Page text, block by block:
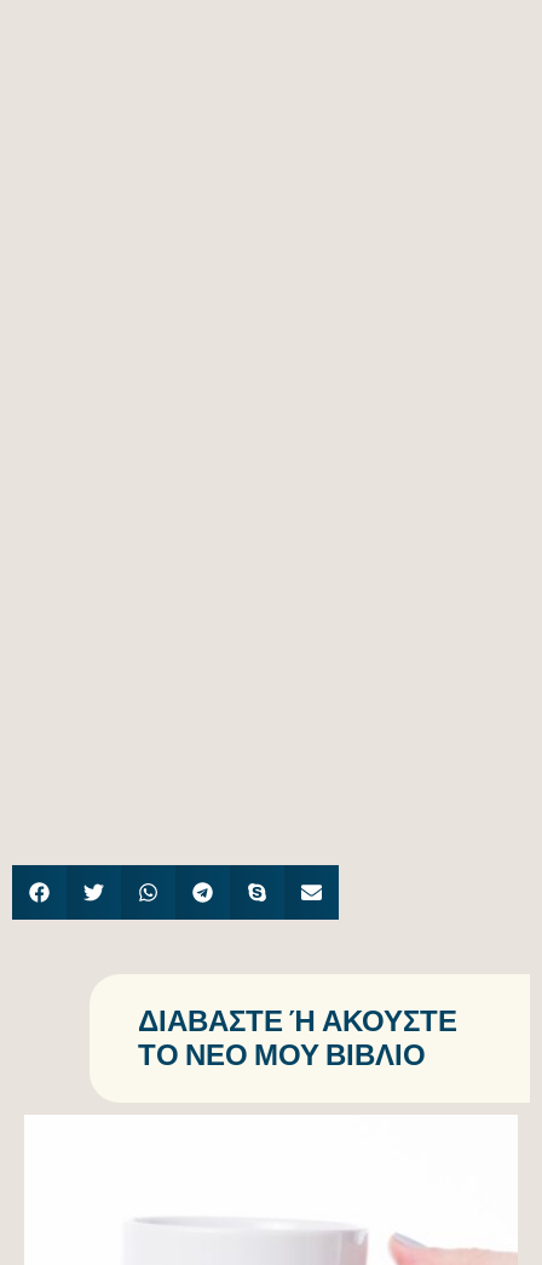
ΔΙΑΒΆΣΤΕ Ή ΑΚΟΎΣΤΕ Τ
Ο ΝΈΟ ΜΟΥ ΒΙΒΛΊΟ